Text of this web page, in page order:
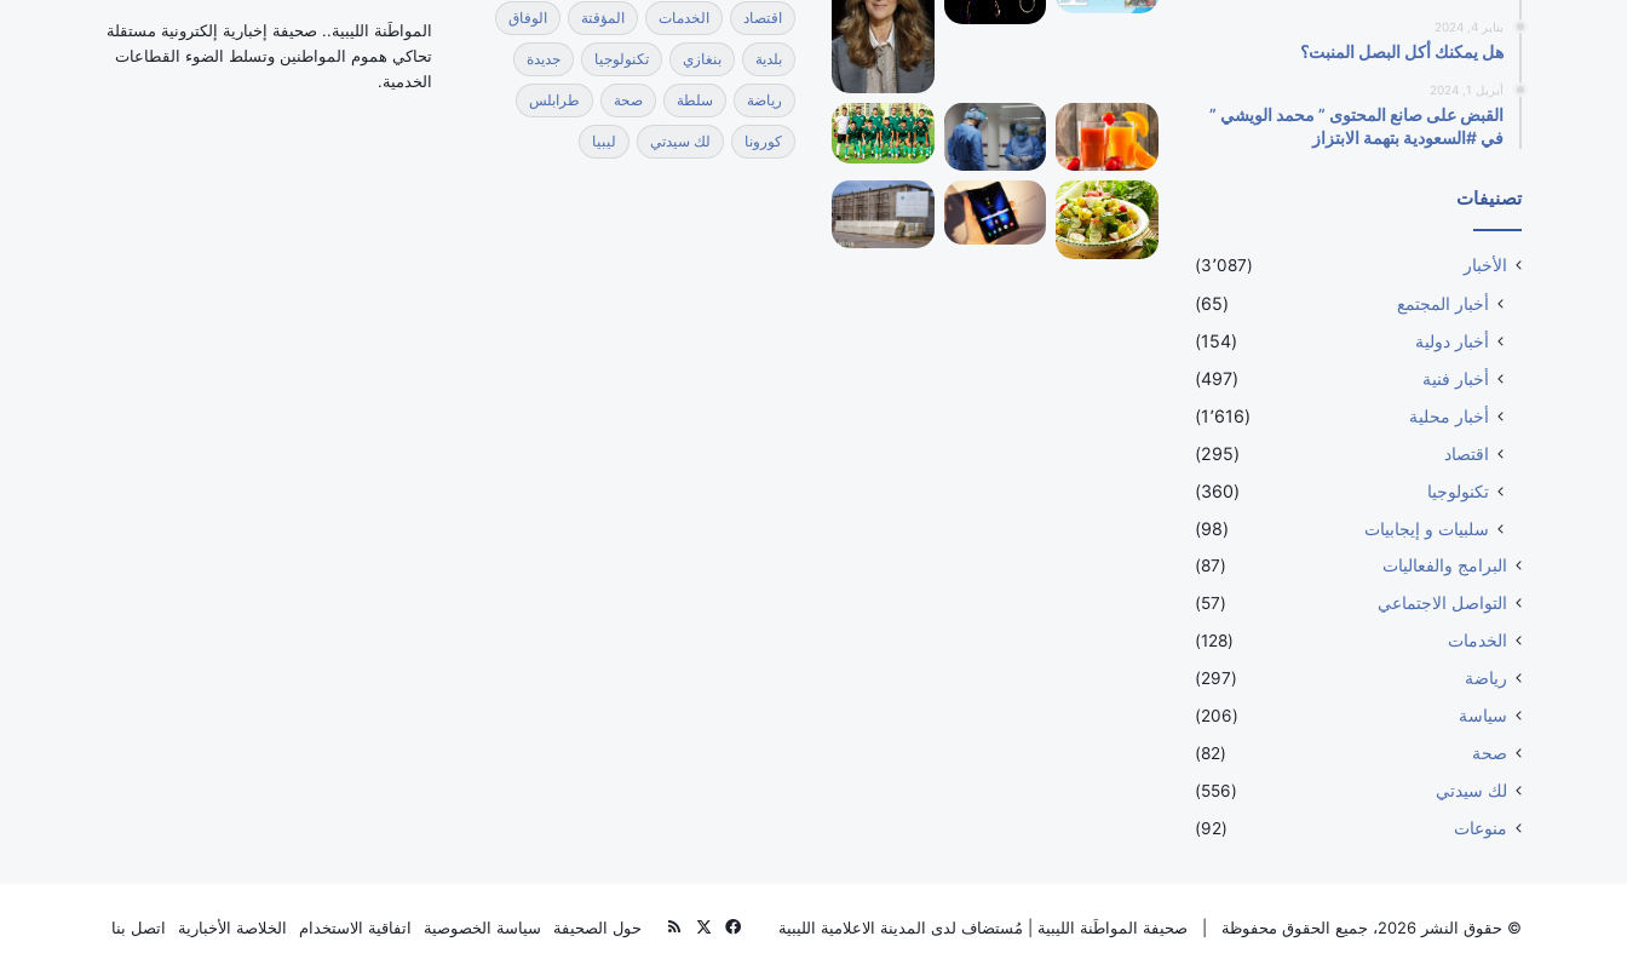
يناير 4, 2024
هل يمكنك أكل البصل المنبت؟
أبريل 1, 2024
القبض على صانع المحتوى ” محمد الويشي ”
في #السعودية بتهمة الابتزاز
تصنيفات
الأخبار (3٬087)
أخبار المجتمع
(65)
أخبار دولية
(154)
أخبار فنية
(497)
أخبار محلية
(1٬616)
اقتصاد
(295)
تكنولوجيا
(360)
سلبيات و إيجابيات
(98)
البرامج والفعاليات
(87)
التواصل الاجتماعي
(57)
الخدمات
(128)
رياضة
(297)
سياسة
(206)
صحة
(82)
لك سيدتي
(556)
منوعات
(92)
اقتصاد الخدمات المؤقتة الوفاق
بلدية بنغازي تكنولوجيا جديدة
رياضة سلطة صحة طرابلس
كورونا لك سيدتي ليبيا
‏المواطَنة الليبية.. صحيفة إخبارية إلكترونية مستقلة
تحاكي هموم المواطنين وتسلط الضوء القطاعات
الخدمية.
© حقوق النشر 2026، جميع الحقوق محفوظة | صحيفة المواطَنة الليبية | مُستضاف لدى المدينة الاعلامية الليبية حول الصحيفة سياسة الخصوصية اتفاقية الاستخدام الخلاصة الأخبارية اتصل بنا فيسبوكملخص